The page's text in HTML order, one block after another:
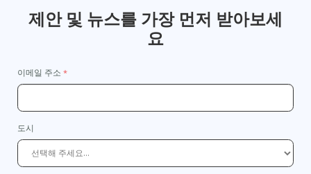
제안 및 뉴스를 가장 먼저 받아보세
요
이메일 주소
도시